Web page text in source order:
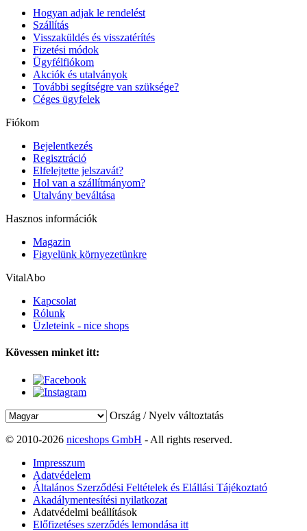
Hogyan adjak le rendelést
Szállítás
Visszaküldés és visszatérítés
Fizetési módok
Ügyfélfiókom
Akciók és utalványok
További segítségre van szüksége?
Céges ügyfelek
Fiókom
Bejelentkezés
Regisztráció
Elfelejtette jelszavát?
Hol van a szállítmányom?
Utalvány beváltása
Hasznos információk
Magazin
Figyelünk környezetünkre
VitalAbo
Kapcsolat
Rólunk
Üzleteink - nice shops
Kövessen minket itt:
Ország / Nyelv változtatás
© 2010-2026 niceshops GmbH - All rights reserved.
Impresszum
Adatvédelem
Általános Szerződési Feltételek és Elállási Tájékoztató
Akadálymentesítési nyilatkozat
Adatvédelmi beállítások
Előfizetéses szerződés lemondása itt